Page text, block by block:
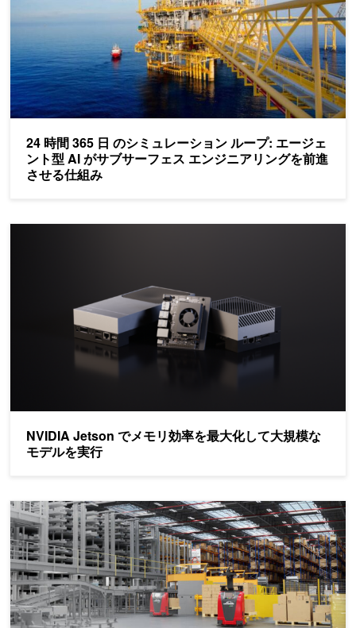
24 時間 365 日 のシミュレーション ループ: エージェ
ント型 AI がサブサーフェス エンジニアリングを前進
させる仕組み
NVIDIA Jetson でメモリ効率を最大化して大規模な
モデルを実行
NVIDIA Omniverse ライブラリを活用した、フィジカル AI 機能